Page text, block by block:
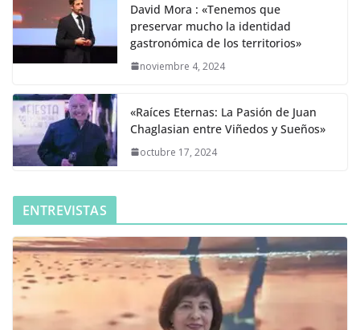
David Mora : «Tenemos que
preservar mucho la identidad
gastronómica de los territorios»
noviembre 4, 2024
«Raíces Eternas: La Pasión de Juan
Chaglasian entre Viñedos y Sueños»
octubre 17, 2024
ENTREVISTAS